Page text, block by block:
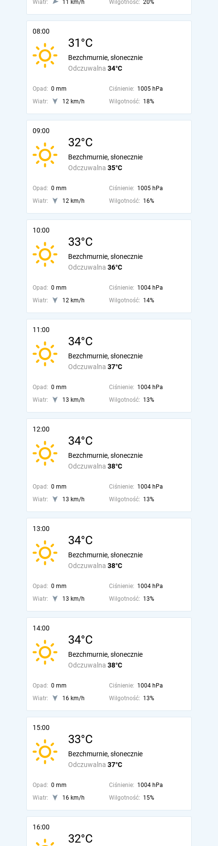
Wiatr: 11 km/h Wilgotność: 20%
08:00
31°C
Odczuwalna 34°C
Bezchmurnie, słonecznie
Opad: 0 mm Ciśnienie: 1005 hPa
Wiatr:
12 km/h Wilgotność: 18%
09:00
32°C
Odczuwalna 35°C
Bezchmurnie, słonecznie
Opad: 0 mm Ciśnienie: 1005 hPa
Wiatr:
12 km/h Wilgotność: 16%
10:00
33°C
Odczuwalna 36°C
Bezchmurnie, słonecznie
Opad: 0 mm Ciśnienie: 1004 hPa
Wiatr:
12 km/h Wilgotność: 14%
11:00
34°C
Odczuwalna 37°C
Bezchmurnie, słonecznie
Opad: 0 mm Ciśnienie: 1004 hPa
Wiatr:
13 km/h Wilgotność: 13%
12:00
34°C
Odczuwalna 38°C
Bezchmurnie, słonecznie
Opad: 0 mm Ciśnienie: 1004 hPa
Wiatr:
13 km/h Wilgotność: 13%
13:00
34°C
Odczuwalna 38°C
Bezchmurnie, słonecznie
Opad: 0 mm Ciśnienie: 1004 hPa
Wiatr:
13 km/h Wilgotność: 13%
14:00
34°C
Odczuwalna 38°C
Bezchmurnie, słonecznie
Opad: 0 mm Ciśnienie: 1004 hPa
Wiatr:
16 km/h Wilgotność: 13%
15:00
33°C
Odczuwalna 37°C
Bezchmurnie, słonecznie
Opad: 0 mm Ciśnienie: 1004 hPa
Wiatr:
16 km/h Wilgotność: 15%
16:00
32°C